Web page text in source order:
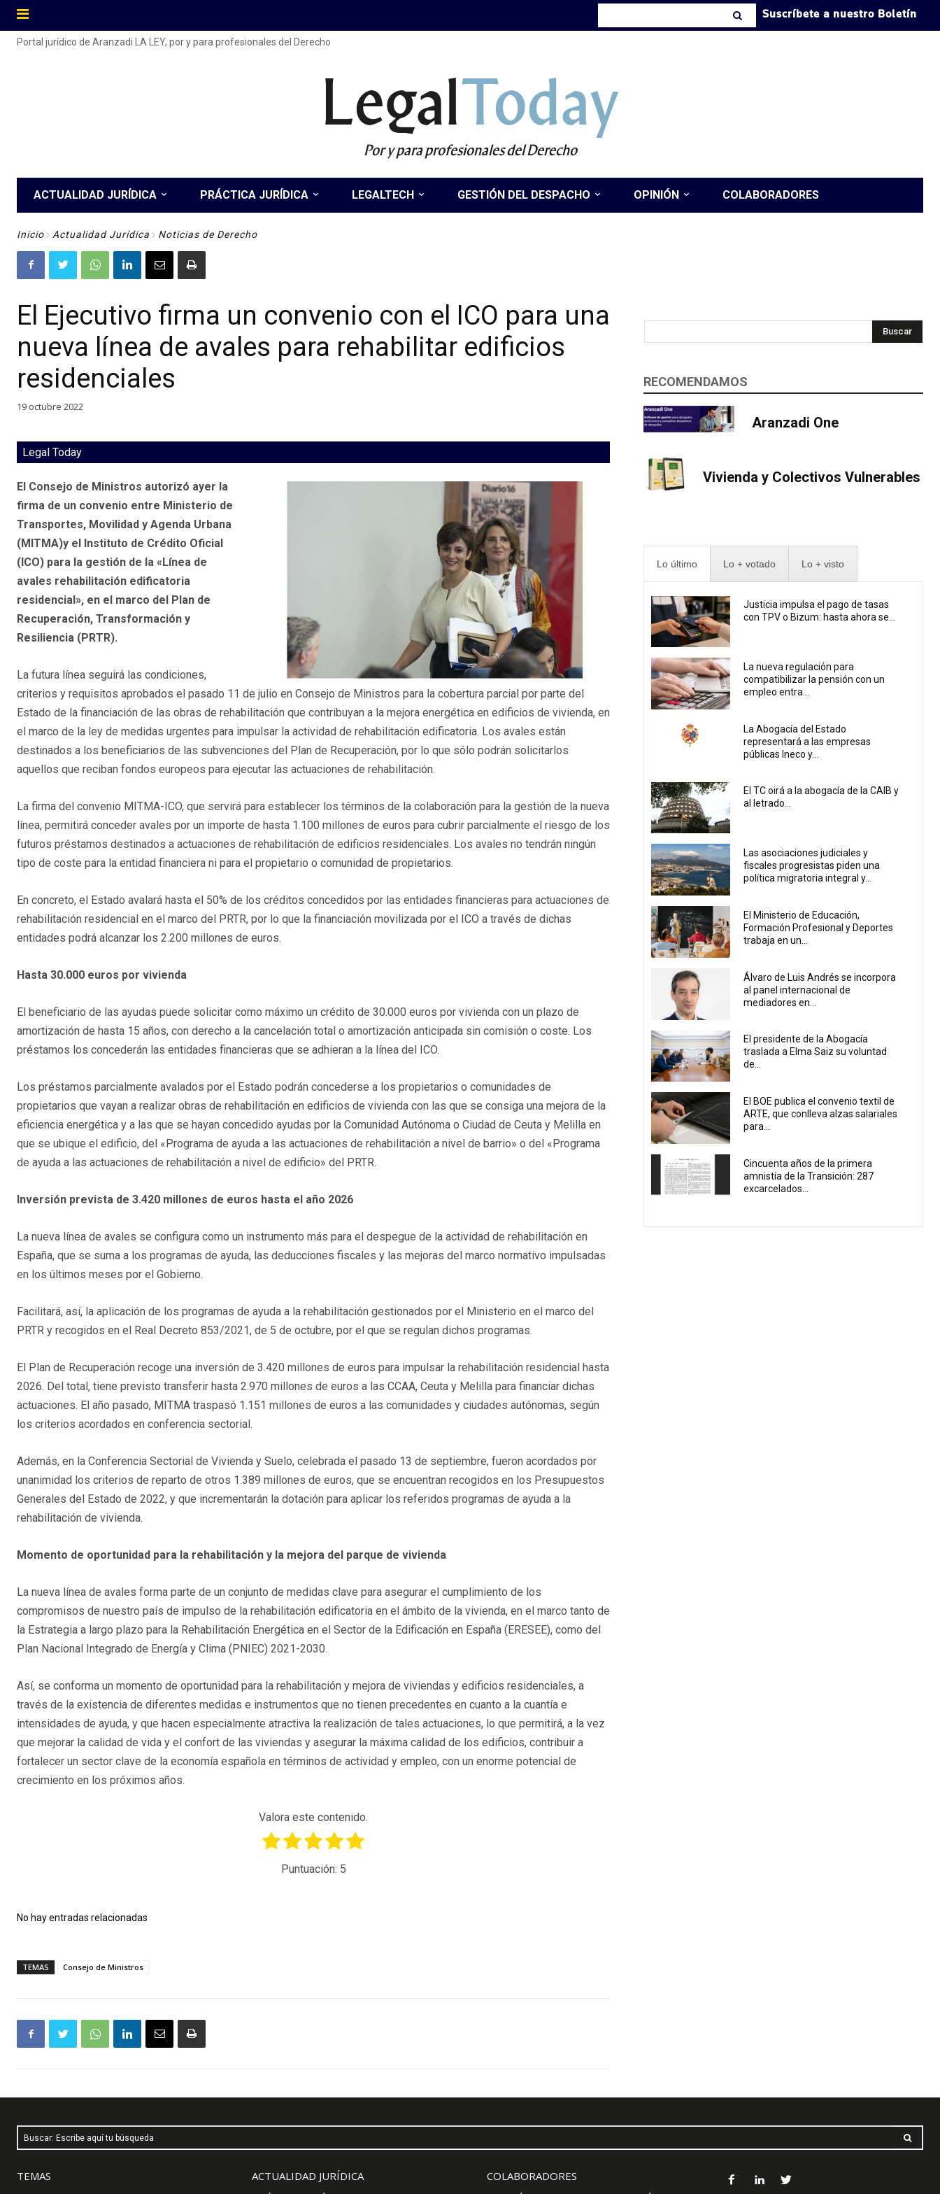
Suscríbete a nuestro Boletín
Portal jurídico de Aranzadi LA LEY, por y para profesionales del Derecho
LegalToday
Por y para profesionales del Derecho
ACTUALIDAD JURÍDICA PRÁCTICA JURÍDICA LEGALTECH GESTIÓN DEL DESPACHO OPINIÓN COLABORADORES
Inicio Actualidad Jurídica Noticias de Derecho
El Ejecutivo firma un convenio con el ICO para una
nueva línea de avales para rehabilitar edificios
residenciales
19 octubre 2022
Legal Today
El Consejo de Ministros autorizó ayer la
firma de un convenio entre Ministerio de
Transportes, Movilidad y Agenda Urbana
(MITMA)y el Instituto de Crédito Oficial
(ICO) para la gestión de la «Línea de
avales rehabilitación edificatoria
residencial», en el marco del Plan de
Recuperación, Transformación y
Resiliencia (PRTR).
La futura línea seguirá las condiciones,
criterios y requisitos aprobados el pasado 11 de julio en Consejo de Ministros para la cobertura parcial por parte del
Estado de la financiación de las obras de rehabilitación que contribuyan a la mejora energética en edificios de vivienda, en
el marco de la ley de medidas urgentes para impulsar la actividad de rehabilitación edificatoria. Los avales están
destinados a los beneficiarios de las subvenciones del Plan de Recuperación, por lo que sólo podrán solicitarlos
aquellos que reciban fondos europeos para ejecutar las actuaciones de rehabilitación.
La firma del convenio MITMA-ICO, que servirá para establecer los términos de la colaboración para la gestión de la nueva
línea, permitirá conceder avales por un importe de hasta 1.100 millones de euros para cubrir parcialmente el riesgo de los
futuros préstamos destinados a actuaciones de rehabilitación de edificios residenciales. Los avales no tendrán ningún
tipo de coste para la entidad financiera ni para el propietario o comunidad de propietarios.
En concreto, el Estado avalará hasta el 50% de los créditos concedidos por las entidades financieras para actuaciones de
rehabilitación residencial en el marco del PRTR, por lo que la financiación movilizada por el ICO a través de dichas
entidades podrá alcanzar los 2.200 millones de euros.
Hasta 30.000 euros por vivienda
El beneficiario de las ayudas puede solicitar como máximo un crédito de 30.000 euros por vivienda con un plazo de
amortización de hasta 15 años, con derecho a la cancelación total o amortización anticipada sin comisión o coste. Los
préstamos los concederán las entidades financieras que se adhieran a la línea del ICO.
Los préstamos parcialmente avalados por el Estado podrán concederse a los propietarios o comunidades de
propietarios que vayan a realizar obras de rehabilitación en edificios de vivienda con las que se consiga una mejora de la
eficiencia energética y a las que se hayan concedido ayudas por la Comunidad Autónoma o Ciudad de Ceuta y Melilla en
que se ubique el edificio, del «Programa de ayuda a las actuaciones de rehabilitación a nivel de barrio» o del «Programa
de ayuda a las actuaciones de rehabilitación a nivel de edificio» del PRTR.
Inversión prevista de 3.420 millones de euros hasta el año 2026
La nueva línea de avales se configura como un instrumento más para el despegue de la actividad de rehabilitación en
España, que se suma a los programas de ayuda, las deducciones fiscales y las mejoras del marco normativo impulsadas
en los últimos meses por el Gobierno.
Facilitará, así, la aplicación de los programas de ayuda a la rehabilitación gestionados por el Ministerio en el marco del
PRTR y recogidos en el Real Decreto 853/2021, de 5 de octubre, por el que se regulan dichos programas.
El Plan de Recuperación recoge una inversión de 3.420 millones de euros para impulsar la rehabilitación residencial hasta
2026. Del total, tiene previsto transferir hasta 2.970 millones de euros a las CCAA, Ceuta y Melilla para financiar dichas
actuaciones. El año pasado, MITMA traspasó 1.151 millones de euros a las comunidades y ciudades autónomas, según
los criterios acordados en conferencia sectorial.
Además, en la Conferencia Sectorial de Vivienda y Suelo, celebrada el pasado 13 de septiembre, fueron acordados por
unanimidad los criterios de reparto de otros 1.389 millones de euros, que se encuentran recogidos en los Presupuestos
Generales del Estado de 2022, y que incrementarán la dotación para aplicar los referidos programas de ayuda a la
rehabilitación de vivienda.
Momento de oportunidad para la rehabilitación y la mejora del parque de vivienda
La nueva línea de avales forma parte de un conjunto de medidas clave para asegurar el cumplimiento de los
compromisos de nuestro país de impulso de la rehabilitación edificatoria en el ámbito de la vivienda, en el marco tanto de
la Estrategia a largo plazo para la Rehabilitación Energética en el Sector de la Edificación en España (ERESEE), como del
Plan Nacional Integrado de Energía y Clima (PNIEC) 2021-2030.
Así, se conforma un momento de oportunidad para la rehabilitación y mejora de viviendas y edificios residenciales, a
través de la existencia de diferentes medidas e instrumentos que no tienen precedentes en cuanto a la cuantía e
intensidades de ayuda, y que hacen especialmente atractiva la realización de tales actuaciones, lo que permitirá, a la vez
que mejorar la calidad de vida y el confort de las viviendas y asegurar la máxima calidad de los edificios, contribuir a
fortalecer un sector clave de la economía española en términos de actividad y empleo, con un enorme potencial de
crecimiento en los próximos años.
Valora este contenido.
Puntuación: 5
No hay entradas relacionadas
TEMAS Consejo de Ministros
Buscar
RECOMENDAMOS
Aranzadi One
Vivienda y Colectivos Vulnerables
Lo último Lo + votado Lo + visto
Justicia impulsa el pago de tasas
con TPV o Bizum: hasta ahora se...
La nueva regulación para
compatibilizar la pensión con un
empleo entra...
La Abogacía del Estado
representará a las empresas
públicas Ineco y...
El TC oirá a la abogacía de la CAIB y
al letrado...
Las asociaciones judiciales y
fiscales progresistas piden una
política migratoria integral y...
El Ministerio de Educación,
Formación Profesional y Deportes
trabaja en un...
Álvaro de Luis Andrés se incorpora
al panel internacional de
mediadores en...
El presidente de la Abogacía
traslada a Elma Saiz su voluntad
de...
El BOE publica el convenio textil de
ARTE, que conlleva alzas salariales
para...
Cincuenta años de la primera
amnistía de la Transición: 287
excarcelados...
Buscar: Escribe aquí tu búsqueda
TEMAS
ACTUALIDAD JURÍDICA
COLABORADORES